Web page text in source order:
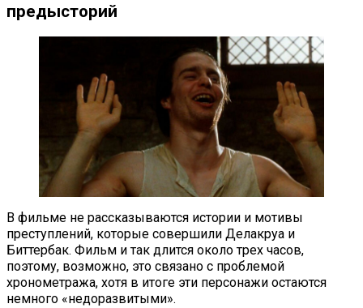
предысторий
В фильме не рассказываются истории и мотивы
преступлений, которые совершили Делакруа и
Биттербак. Фильм и так длится около трех часов,
поэтому, возможно, это связано с проблемой
хронометража, хотя в итоге эти персонажи остаются
немного «недоразвитыми».